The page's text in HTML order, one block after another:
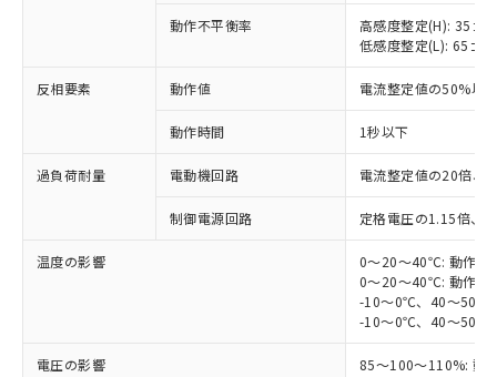
動作不平衡率
高感度整定(H):
低感度整定(L):
反相要素 動作値 電流整定値の50%以
動作時間 1秒以下
過負荷耐量 電動機回路 電流整定値の20倍、
制御電源回路 定格電圧の1.15倍、3
温度の影響
0～20～40℃: 動作
0～20～40℃: 動作
-10～0℃、40～50℃:
-10～0℃、40～50℃:
電圧の影響 85～100～110%:
ご利用条件
以下の条件をお読みいただき、同意のうえ
本サービスは、当社制御機器事業取扱
商品の当社在庫状況および標準価格
(税抜)を提供させていただくもので
当社制御機器事業取扱商品の中には、
本サービスの対象外となる商品もある
在庫状況および標準価格照会結果は、
タに基づき作成されるものであり、閲
有に対応した製品に切り替える予定のある
対応予定なし：EU RoHS指令（10物質）の
非含有に非対応の商品で、対応品を出す予
調査・確認中：EU RoHS指令（10物質）の
非含有の対応状況を調査中または確認中の
商品です。
非該当品：ライセンス料など無形物で、有
害物質有無と関係のない商品です。
仕入先様の事情により、非含有部品として
いたものが、含有品と判明した場合などや
鉛(Pb) 1000ppm以下、 水銀(Hg) 1000ppm以下、 カド
「○」：最大均質材料含有率が中国RoHSの
基準値以下であることを示します。
「×」：最大均質材料含有率が中国RoHSの
基準値を超えていることを示します。
「－」：未確認です。当社販売部門へお問
*中国RoHS10物質の基準値 (GB/T26572)：
当社は、これら貴社製品のうち、外国
為替および外国貿易法に定める商品
（以下｢規制貨物等」という）を輸出